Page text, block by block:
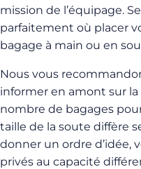
mission de l’équipage.
parfaitement où placer
bagage à main ou en
Nous vous
informer en amont sur
nombre de bagages
taille de la soute diffère
donner un ordre d’idée,
privés au capacité